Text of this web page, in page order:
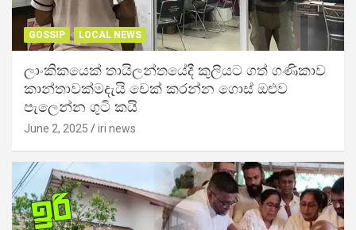
GOSSIP LOCAL NEWS
ලාංකිකයෙක් තායිලන්තයේදී කුලියට ගත් ගණිකාව
කාන්තාවක්මදැයි චෙක් කරන්න ගොස් ඔළුව
පැලෙන්න ගුටි කයි
June 2, 2025 iri news